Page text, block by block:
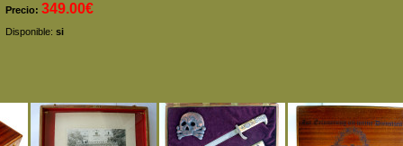
Precio: 349.00€
Disponible: si